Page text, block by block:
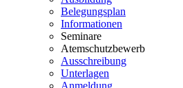
Belegungsplan
Informationen
Seminare
Atemschutzbewerb
Ausschreibung
Unterlagen
Anmeldung